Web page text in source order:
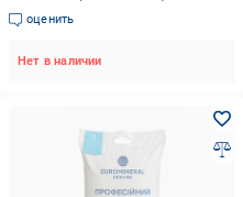
оценить
Нет в наличии